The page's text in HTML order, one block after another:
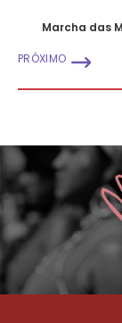
Marcha das
PRÓXIMO